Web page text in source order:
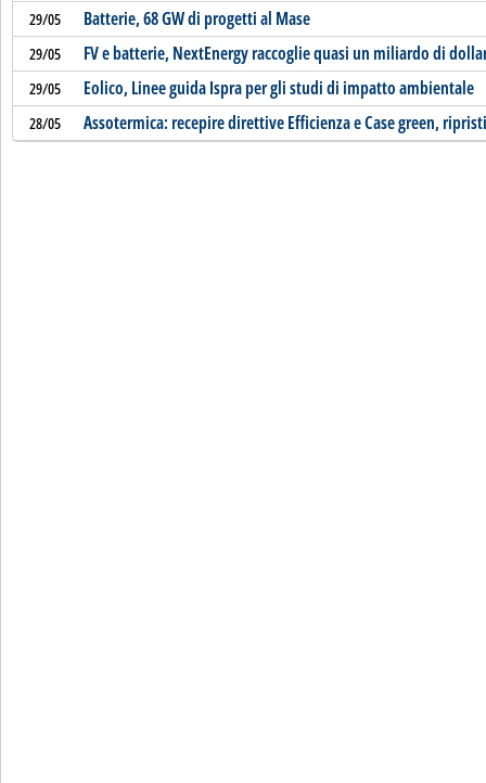
29/05 Batterie, 68 GW di progetti al Mase
29/05 FV e batterie, NextEnergy raccoglie quasi un miliardo di
29/05 Eolico, Linee guida Ispra per gli studi di impatto ambientale
28/05 Assotermica: recepire direttive Efficienza e Case green,